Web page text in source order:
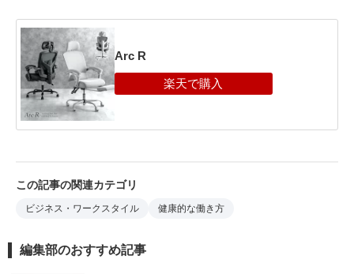
Arc R
この記事の関連カテゴリ
ビジネス・ワークスタイル 健康的な働き方
編集部のおすすめ記事